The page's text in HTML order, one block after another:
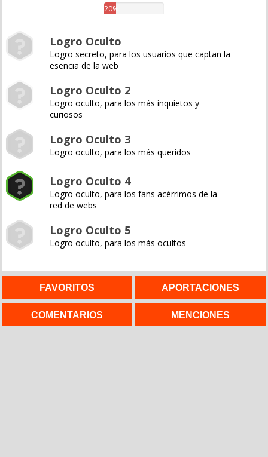
20%
Logro Oculto
Logro secreto, para los usuarios que captan la
esencia de la web
Logro Oculto 2
Logro oculto, para los más inquietos y
curiosos
Logro Oculto 3
Logro oculto, para los más queridos
Logro Oculto 4
Logro oculto, para los fans acérrimos de la
red de webs
Logro Oculto 5
Logro oculto, para los más ocultos
FAVORITOS APORTACIONES
COMENTARIOS MENCIONES